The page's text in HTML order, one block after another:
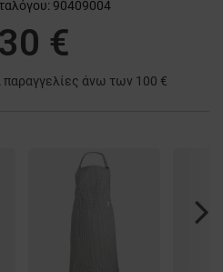
90409004
€
παραγγελίες άνω των 100 €